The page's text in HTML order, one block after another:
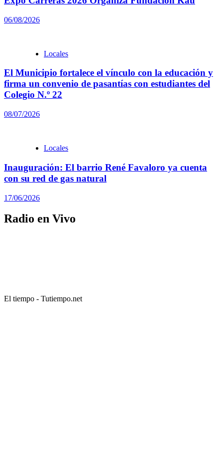
06/08/2026
Locales
El Municipio fortalece el vínculo con la educación y
firma un convenio de pasantías con estudiantes del
Colegio N.º 22
08/07/2026
Locales
Inauguración: El barrio René Favaloro ya cuenta
con su red de gas natural
17/06/2026
Radio en Vivo
El tiempo - Tutiempo.net